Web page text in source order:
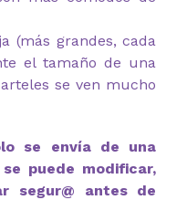
(más grandes, cada
el tamaño de una
se ven mucho
se envía de una
puede modificar,
segur@ antes de